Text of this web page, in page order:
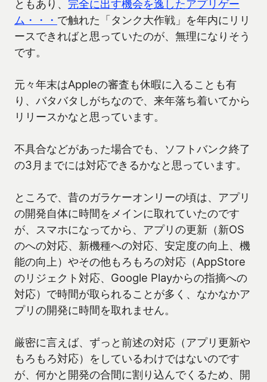
ともあり、 完全に出す機会を逸したアプリゲー
ム・・・ で触れた「タンク大作戦」を年内にリリ
ースできればと思っていたのが、無理になりそう
です。
元々年末はAppleの審査も休暇に入ることも有
り、バタバタしがちなので、来年落ち着いてから
リリースかなと思っています。
不具合などがあった場合でも、ソフトバンク終了
の3月までには対応できるかなと思っています。
ところで、昔のガラケーオンリーの頃は、アプリ
の開発自体に時間をメインに取れていたのです
が、スマホになってから、アプリの更新（新OS
のへの対応、新機種への対応、安定度の向上、機
能の向上）やその他もろもろの対応（AppStore
のリジェクト対応、Google Playからの指摘への
対応）で時間が取られることが多く、なかなかア
プリの開発に時間を取れません。
厳密に言えば、ずっと前述の対応（アプリ更新や
もろもろ対応）をしているわけではないのです
が、何かと開発の合間に割り込んでくるため、開